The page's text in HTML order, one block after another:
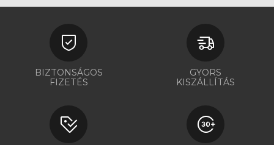
BIZTONSÁGOS
FIZETÉS
GYORS
KISZÁLLÍTÁS